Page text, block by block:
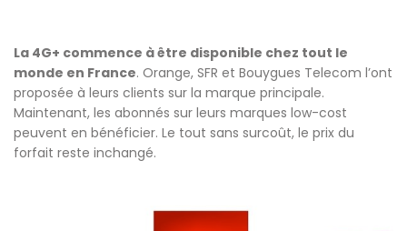
La 4G+ commence à être disponible chez tout le
monde en France. Orange, SFR et Bouygues Telecom l’ont
proposée à leurs clients sur la marque principale.
Maintenant, les abonnés sur leurs marques low-cost
peuvent en bénéficier. Le tout sans surcoût, le prix du
forfait reste inchangé.